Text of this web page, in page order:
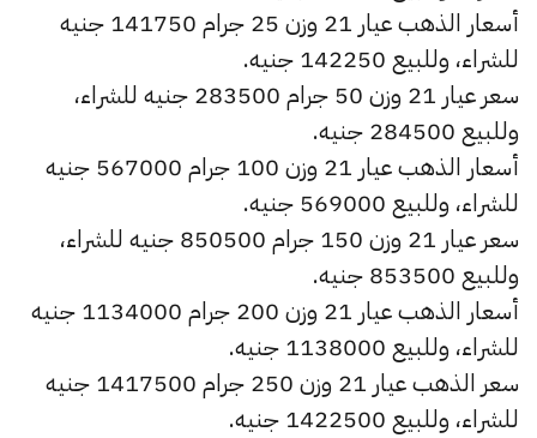
أسعار الذهب عيار 21 وزن 25 جرام 141750 جنيه
للشراء، وللبيع 142250 جنيه.
سعر عيار 21 وزن 50 جرام 283500 جنيه للشراء،
وللبيع 284500 جنيه.
أسعار الذهب عيار 21 وزن 100 جرام 567000 جنيه
للشراء، وللبيع 569000 جنيه.
سعر عيار 21 وزن 150 جرام 850500 جنيه للشراء،
وللبيع 853500 جنيه.
أسعار الذهب عيار 21 وزن 200 جرام 1134000 جنيه
للشراء، وللبيع 1138000 جنيه.
سعر الذهب عيار 21 وزن 250 جرام 1417500 جنيه
للشراء، وللبيع 1422500 جنيه.